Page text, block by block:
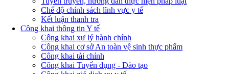
Chế độ chính sách lĩnh vực y tế
Kết luận thanh tra
Công khai thông tin Y tế
Công khai xư lý hành chính
Công khai cơ sở An toàn vệ sinh thực phẩm
Công khai tài chính
Công khai Tuyển dụng - Đào tạo